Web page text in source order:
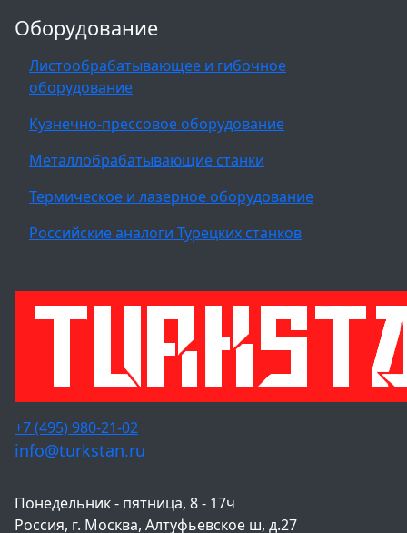
Оборудование
Листообрабатывающее и гибочное
оборудование
Кузнечно-прессовое оборудование
Металлобрабатывающие станки
Термическое и лазерное оборудование
Российские аналоги Турецких станков
+7 (495) 980-21-02
info@turkstan.ru
Понедельник - пятница, 8 - 17ч
Россия, г. Москва, Алтуфьевское ш, д.27